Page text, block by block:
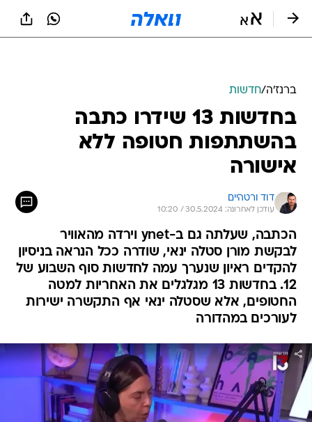
בהשתתפות חטופה ללא
אישורה
דוד ורטהיים
עודכן לאחרונה: 30.5.2024 / 10:20
לבקשת מורן סטלה ינאי, שודרה ככל הנראה בניסיון
להקדים ראיון שנערך עמה לחדשות סוף השבוע של
12. בחדשות 13 מגלגלים את האחריות למטה
החטופים, אלא שסטלה ינאי אף התקשרה ישירות
לעורכים במהדורה